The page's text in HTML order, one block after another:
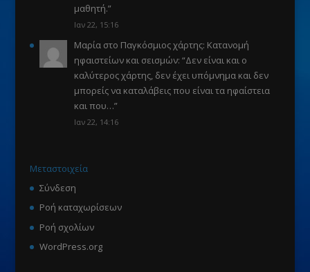
μαθητή.”
Ιαν 22, 15:16
Μαρίαστο Παγκόσμιος χάρτης: Κατανομή
ηφαιστείων και σεισμών: “Δεν είναι και ο
καλύτερος χάρτης, δεν έχει υπόμνημα και δεν
μπορείς να καταλάβεις που είναι τα ηφαίστεια
και που…”
Ιαν 22, 14:16
Μεταστοιχεία
Σύνδεση
Ροή καταχωρίσεων
Ροή σχολίων
WordPress.org